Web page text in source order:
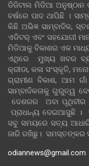
ଡିଜିଟାଲ ମିଡିଆ ଅନୁଷ୍ଠାନ
ବର୍ଷରେ ପାଦ ଥାପିଛି ।
କିଛି ଅଭିଜ୍ଞ ସାମ୍ବାଦିକ,
ଏଡିଟର୍ ଏବଂ ସହଯୋଗୀ
ମିଡିଆକୁ ବିକାଶର ଏକ
ଏଥିରେ ମୁଖ୍ୟ ଖବର
କ୍ରୀଡା, କଳା ସଂସ୍କୃତି,
ଗ୍ରାମୀଣ ବିକାଶ,
ସାମ୍ବାଦିକତାକୁ ଗୁରୁତ୍ୱ
ଦେଶରର ଅବା
ପ୍ରାଧାନ୍ୟ ଦେଇଆସୁଛି ।
ସବୁ ସମୟରେ ସତ୍ୟ
ଜାରି ରଖିଛୁ। ସମସ୍ତଙ୍କର
odiannews@gmail.com